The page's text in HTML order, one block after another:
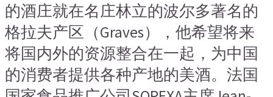
的酒庄就在名庄林立的波尔多著名的
格拉夫产区（Graves），他希望将来
将国内外的资源整合在一起，为中国
的消费者提供各种产地的美酒。法国